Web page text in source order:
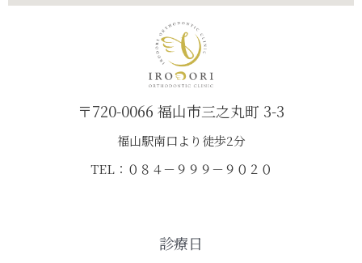
〒720-0066 福山市三之丸町 3-3
福山駅南口より徒歩2分
TEL：０８４－９９９－９０２０
診療日